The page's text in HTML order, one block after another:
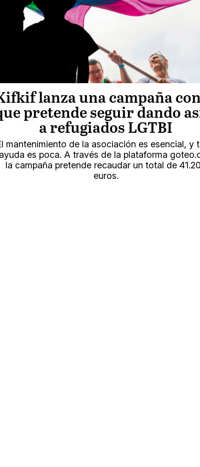
lanza una campaña
pretende seguir dando
a refugiados LGTBI
mantenimiento de la asociación es esencial, y
ayuda es poca. A través de la plataforma
la campaña pretende recaudar un total de
euros.